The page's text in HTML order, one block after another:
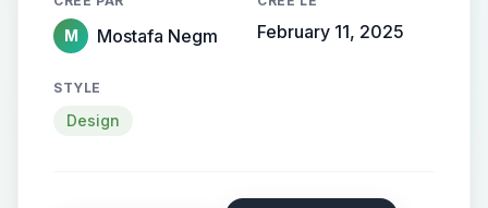
M Mostafa Negm February 11, 2025
STYLE
Design